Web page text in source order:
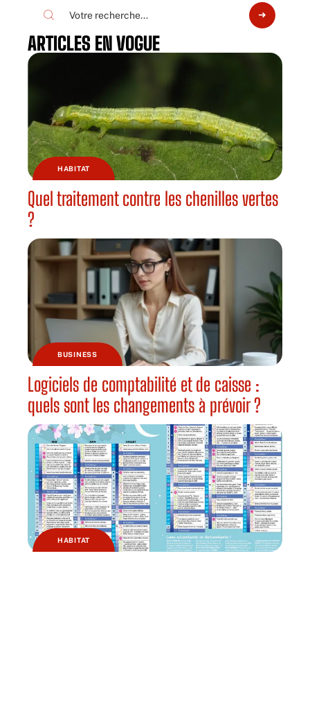
ARTICLES EN VOGUE
HABITAT
Quel traitement contre les chenilles vertes
?
BUSINESS
Logiciels de comptabilité et de caisse :
quels sont les changements à prévoir ?
HABITAT